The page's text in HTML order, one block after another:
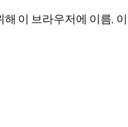
해 이 브라우저에 이름,